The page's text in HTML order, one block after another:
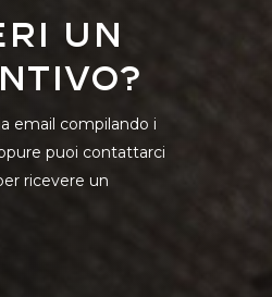
un
email compilando i
puoi contattarci
ricevere un